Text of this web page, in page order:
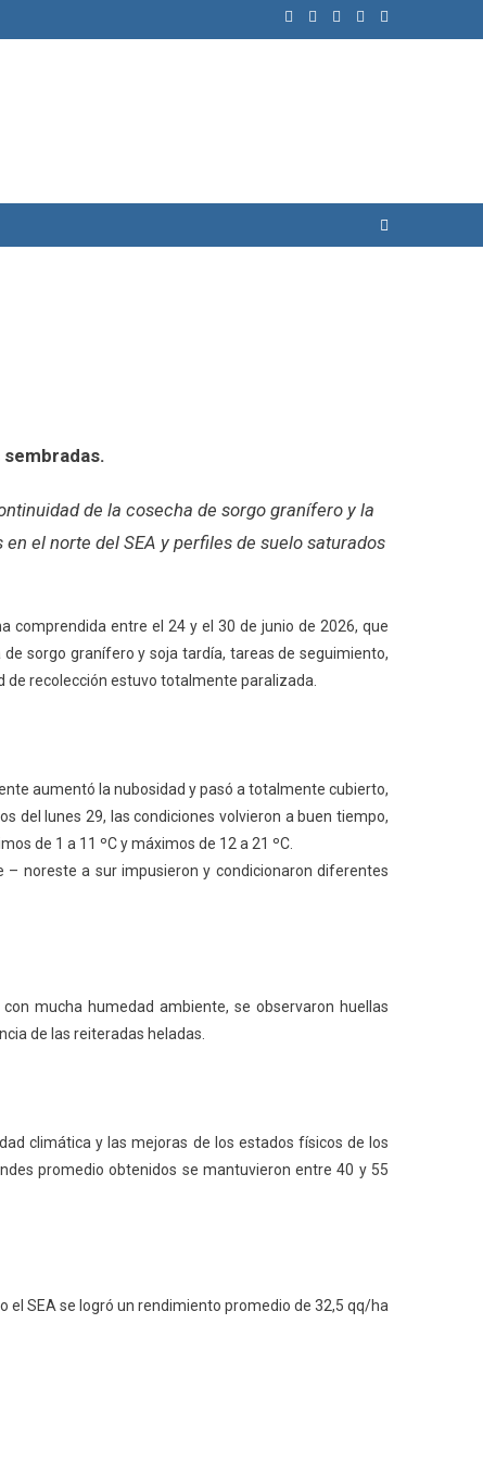
de la cosecha de sorgo granífero y la
el norte del SEA y perfiles de suelo saturados
comprendida entre el 24 y el 30 de junio de 2026, que
sorgo granífero y soja tardía, tareas de seguimiento,
recolección estuvo totalmente paralizada.
aumentó la nubosidad y pasó a totalmente cubierto,
del lunes 29, las condiciones volvieron a buen tiempo,
de 1 a 11 ºC y máximos de 12 a 21 ºC.
– noreste a sur impusieron y condicionaron diferentes
mucha humedad ambiente, se observaron huellas
de las reiteradas heladas.
climática y las mejoras de los estados físicos de los
promedio obtenidos se mantuvieron entre 40 y 55
el SEA se logró un rendimiento promedio de 32,5 qq/ha